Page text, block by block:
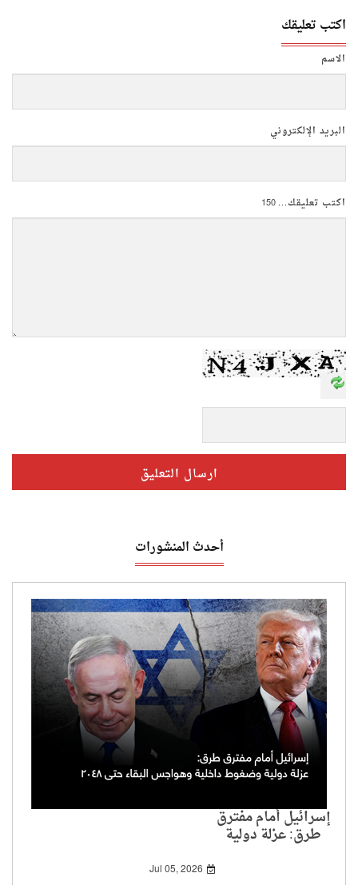
اكتب تعليقك
الاسم
البريد الإلكتروني
اكتب تعليقك...150
أحدث المنشورات
إسرائيل أمام مفترق
طرق: عزلة دولية
وهواجس البقاء حتى Jul 05, 2026